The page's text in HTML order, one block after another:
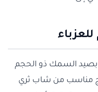
بصيد السمك ذو الحجم
مناسب من شاب ثري